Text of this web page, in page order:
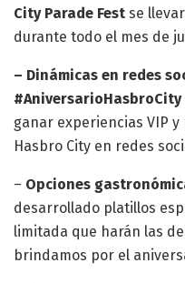
City Parade Fest se
durante todo el mes de
– Dinámicas en redes
#AniversarioHasbroCity
ganar experiencias VIP
Hasbro City en redes
– Opciones
desarrollado platillos
limitada que harán las
brindamos por el